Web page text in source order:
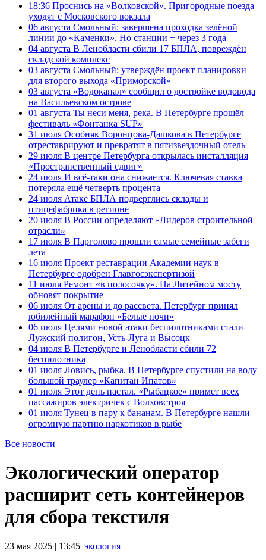
18:36 Проснись на «Волковской». Пригородные поезда
уходят с Московского вокзала
06 августа Смольный: завершена проходка зелёной
линии до «Каменки». Но станции − через 3 года
04 августа В Ленобласти сбили 17 БПЛА, повреждён
складской комплекс
03 августа Смольный: утверждён проект планировки
для второго выхода «Приморской»
03 августа «Водоканал» сообщил о достройке водовода
на Васильевском острове
01 августа Ты неси меня, река. В Петербурге прошёл
фестиваль «Фонтанка SUP»
31 июля Особняк Воронцова-Дашкова в Петербурге
отреставрируют и превратят в пятизвездочный отель
29 июля В центре Петербурга открылась инсталляция
«Пространственный сдвиг»
24 июля И всё-таки она снижается. Ключевая ставка
потеряла ещё четверть процента
24 июля Атаке БПЛА подверглись склады и
птицефабрика в регионе
20 июля В России определяют «Лидеров строительной
отрасли»
17 июля В Парголово прошли самые семейные забеги
лета
16 июля Проект реставрации Академии наук в
Петербурге одобрен Главгосэкспертизой
11 июля Ремонт «в полосочку». На Литейном мосту
обновят покрытие
06 июля От арены и до рассвета. Петербург принял
юбилейный марафон «Белые ночи»
06 июля Целями новой атаки беспилотниками стали
Лужский полигон, Усть-Луга и Высоцк
04 июля В Петербурге и Ленобласти сбили 72
беспилотника
01 июля Ловись, рыбка. В Петербурге спустили на воду
большой траулер «Капитан Ипатов»
01 июля Этот день настал. «Рыбацкое» примет всех
пассажиров электричек с Волховстроя
01 июля Тунец в пару к бананам. В Петербурге нашли
огромную партию наркотиков в рыбе
Все новости
Экологический оператор
расширит сеть контейнеров
для сбора текстиля
23 мая 2025 | 13:45| экология